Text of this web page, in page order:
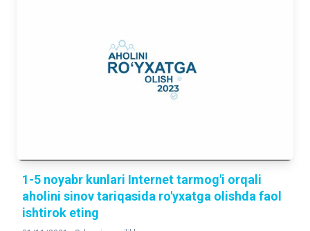
1-5 noyabr kunlari Internet tarmog'i orqali
aholini sinov tariqasida ro'yxatga olishda faol
ishtirok eting